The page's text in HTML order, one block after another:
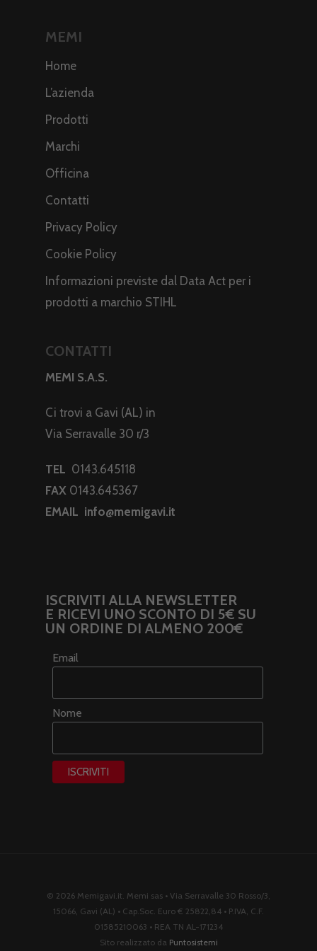
MEMI
Home
L’azienda
Prodotti
Marchi
Officina
Contatti
Privacy Policy
Cookie Policy
Informazioni previste dal Data Act per i
prodotti a marchio STIHL
CONTATTI
MEMI S.A.S.
Ci trovi a Gavi (AL) in
Via Serravalle 30 r/3
TEL 0143.645118
FAX 0143.645367
EMAIL info@memigavi.it
ISCRIVITI ALLA NEWSLETTER
E RICEVI UNO SCONTO DI 5€ SU
UN ORDINE DI ALMENO 200€
Email
Nome
© 2026 Memigavi.it. Memi sas • Via Serravalle 30 Rosso/3,
15066, Gavi (AL) • Cap.Soc. Euro € 25822,84 • P.IVA, C.F.
01585210063 • REA TN AL-171234
Sito realizzato da Puntosistemi